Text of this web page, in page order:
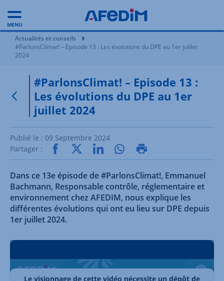
MENU
Vous êtes ici:
Actualités et conseils
#ParlonsClimat! – Episode 13 : Les évolutions du DPE au 1er juillet
2024
Retour à la page précédente
#ParlonsClimat! – Episode 13 :
Les évolutions du DPE au 1er
juillet 2024
Publié le : 09 Septembre 2024
Partager :
Dans ce 13e épisode de #ParlonsClimat!, Emmanuel
Bachmann, Responsable contrôle, réglementaire et
environnement chez AFEDIM, nous explique les
différentes évolutions qui ont eu lieu sur DPE depuis
1er juillet 2024.
Le visionnage de cette vidéo nécessite un dépôt de